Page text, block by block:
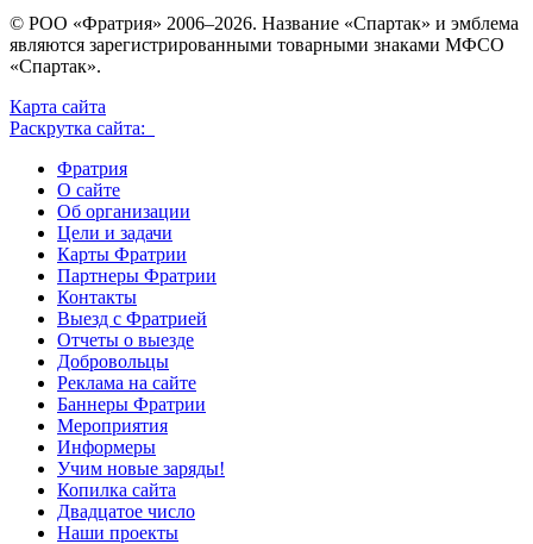
© РОО «Фратрия» 2006–2026. Название «Спартак» и эмблема
являются зарегистрированными товарными знаками МФСО
«Спартак».
Карта сайта
Раскрутка сайта:
Фратрия
О сайте
Об организации
Цели и задачи
Карты Фратрии
Партнеры Фратрии
Контакты
Выезд с Фратрией
Отчеты о выезде
Добровольцы
Реклама на сайте
Баннеры Фратрии
Мероприятия
Информеры
Учим новые заряды!
Копилка сайта
Двадцатое число
Наши проекты